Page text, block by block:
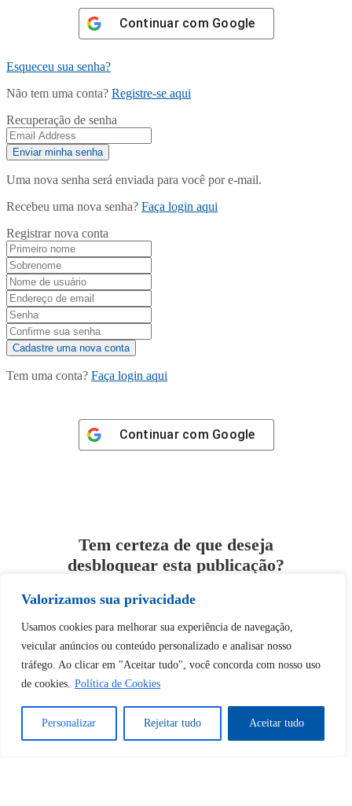
Valorizamos sua privacidade
Usamos cookies para melhorar sua experiência de navegação,
veicular anúncios ou conteúdo personalizado e analisar nosso
tráfego. Ao clicar em "Aceitar tudo", você concorda com nosso uso
de cookies. Política de Cookies
Personalizar Rejeitar tudo Aceitar tudo
Continuar com Google
Esqueceu sua senha?
Não tem uma conta? Registre-se aqui
Recuperação de senha
Uma nova senha será enviada para você por e-mail.
Recebeu uma nova senha? Faça login aqui
Registrar nova conta
Tem uma conta? Faça login aqui
Continuar com Google
Tem certeza de que deseja
desbloquear esta publicação?
Desbloquear esquerda : 0